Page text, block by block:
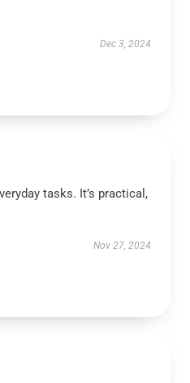
Dec 3, 2024
tasks. It’s practical,
Nov 27, 2024